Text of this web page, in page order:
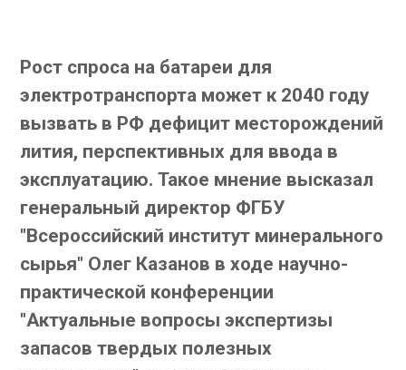
Рост спроса на батареи для
электротранспорта может к 2040 году
вызвать в РФ дефицит месторождений
лития, перспективных для ввода в
эксплуатацию. Такое мнение высказал
генеральный директор ФГБУ
"Всероссийский институт минерального
сырья" Олег Казанов в ходе научно-
практической конференции
"Актуальные вопросы экспертизы
запасов твердых полезных